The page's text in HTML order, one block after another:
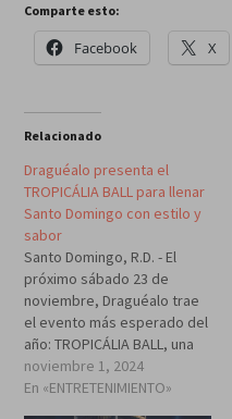
Comparte esto:
Facebook X
Relacionado
Draguéalo presenta el
TROPICÁLIA BALL para llenar
Santo Domingo con estilo y
sabor
Santo Domingo, R.D. - El
próximo sábado 23 de
noviembre, Draguéalo trae
el evento más esperado del
año: TROPICÁLIA BALL, una
experiencia llena de ritmo y
actitud que promete una
noviembre 1, 2024
En «ENTRETENIMIENTO»